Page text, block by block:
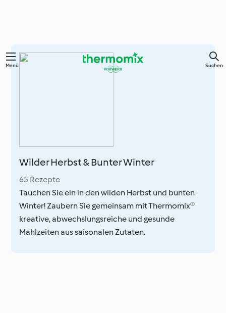
Zum
Menü Suchen
Wilder Herbst & Bunter Winter
65 Rezepte
Tauchen Sie ein in den wilden Herbst und bunten
Winter! Zaubern Sie gemeinsam mit Thermomix®
kreative, abwechslungsreiche und gesunde
Mahlzeiten aus saisonalen Zutaten.